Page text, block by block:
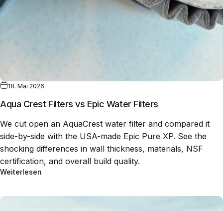
18. Mai 2026
Aqua Crest Filters vs Epic Water Filters
We cut open an AquaCrest water filter and compared it
side-by-side with the USA-made Epic Pure XP. See the
shocking differences in wall thickness, materials, NSF
certification, and overall build quality.
Weiterlesen